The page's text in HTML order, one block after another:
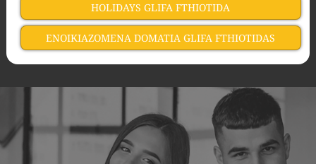
HOLIDAYS GLIFA FTHIOTIDA
ENOIKIAZOMENA DOMATIA GLIFA FTHIOTIDAS